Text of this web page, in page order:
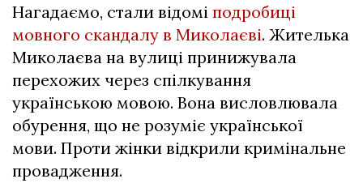
Нагадаємо, стали відомі подробиці
мовного скандалу в Миколаєві. Жителька
Миколаєва на вулиці принижувала
перехожих через спілкування
українською мовою. Вона висловлювала
обурення, що не розуміє української
мови. Проти жінки відкрили кримінальне
провадження.